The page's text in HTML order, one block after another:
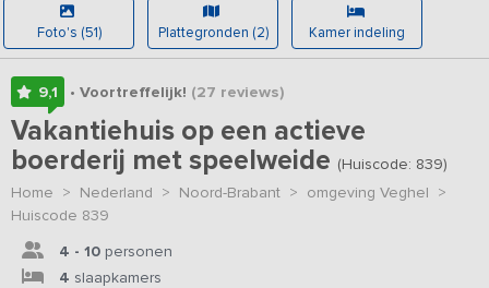
Foto's (51) Plattegronden (2) Kamer indeling
9,1 • Voortreffelijk! (27 reviews)
Vakantiehuis op een actieve
boerderij met speelweide (Huiscode: 839)
Home > Nederland > Noord-Brabant > omgeving Veghel >
Huiscode 839
4 - 10 personen
4 slaapkamers